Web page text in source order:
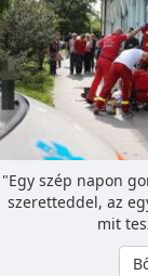
"Egy szép napon
szeretteddel, az
mit